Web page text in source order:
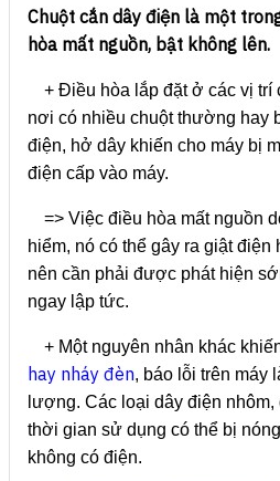
Chuột cắn dây điện là một
hòa mất nguồn, bật không lên.
+ Điều hòa lắp đặt ở các vị trí
nơi có nhiều chuột thường hay
điện, hở dây khiến cho máy bị
điện cấp vào máy.
=> Việc điều hòa mất nguồn
hiểm, nó có thể gây ra giật điện
nên cần phải được phát hiện
ngay lập tức.
+ Một nguyên nhân khác
hay nháy đèn, báo lỗi trên máy
lượng. Các loại dây điện
thời gian sử dụng có thể bị
không có điện.